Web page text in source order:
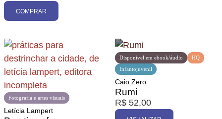
COMPRAR
Fotografia e artes visuais
Letícia Lampert
Disponível em ebook/áudio
HQ
Infantojuvenil
Caio Zero
Rumi
R$ 52,00